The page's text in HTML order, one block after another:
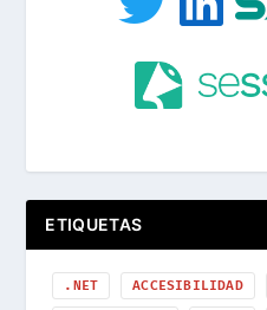
ETIQUETAS
.NET ACCESIBILIDAD